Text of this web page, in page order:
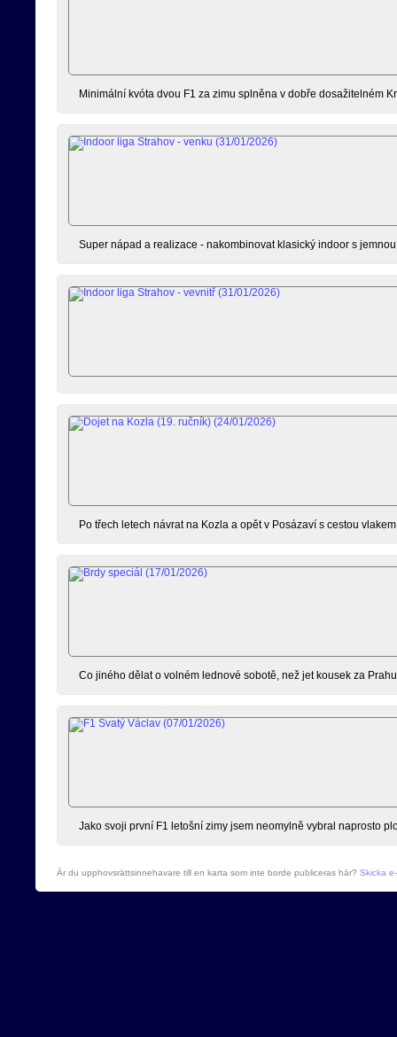
Minimální kvóta dvou F1 za zimu splněna v dobře dosažitelném
Super nápad a realizace - nakombinovat klasický indoor s
Po třech letech návrat na Kozla a opět v Posázaví s cestou
Co jiného dělat o volném lednové sobotě, než jet kousek za
Jako svoji první F1 letošní zimy jsem neomylně vybral naprosto
Är du upphovsrättsinnehavare till en karta som inte borde publiceras här? Skicka